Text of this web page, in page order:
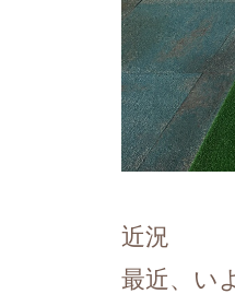
近況
最近、い